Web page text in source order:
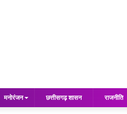
मनोरंजन छत्तीसगढ़ शासन राजनीति